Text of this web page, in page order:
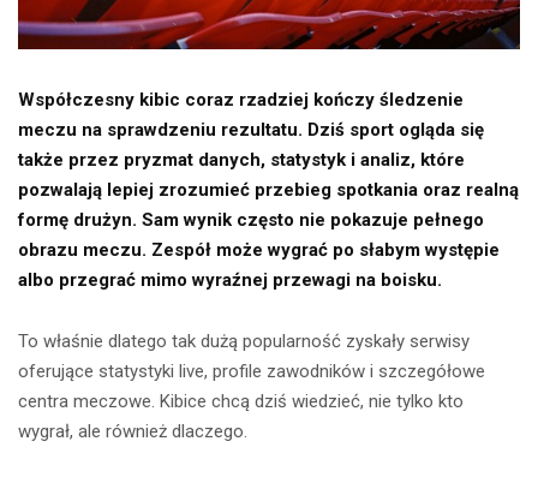
Współczesny kibic coraz rzadziej kończy śledzenie
meczu na sprawdzeniu rezultatu. Dziś sport ogląda się
także przez pryzmat danych, statystyk i analiz, które
pozwalają lepiej zrozumieć przebieg spotkania oraz realną
formę drużyn. Sam wynik często nie pokazuje pełnego
obrazu meczu. Zespół może wygrać po słabym występie
albo przegrać mimo wyraźnej przewagi na boisku.
To właśnie dlatego tak dużą popularność zyskały serwisy
oferujące statystyki live, profile zawodników i szczegółowe
centra meczowe. Kibice chcą dziś wiedzieć, nie tylko kto
wygrał, ale również dlaczego.